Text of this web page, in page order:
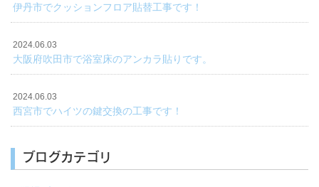
伊丹市でクッションフロア貼替工事です！
2024.06.03
大阪府吹田市で浴室床のアンカラ貼りです。
2024.06.03
西宮市でハイツの鍵交換の工事です！
ブログカテゴリ